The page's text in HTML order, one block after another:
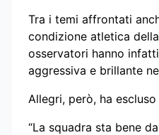
Tra i temi affrontati
condizione atletica
osservatori hanno
aggressiva e brillante
Allegri, però, ha
“La squadra sta bene